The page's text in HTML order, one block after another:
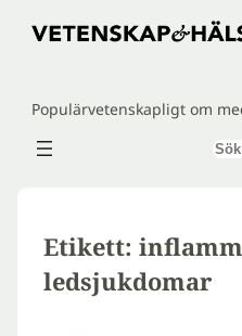
Hoppa
Populärvetenskapligt om
Sök
Etikett:
ledsjukdomar